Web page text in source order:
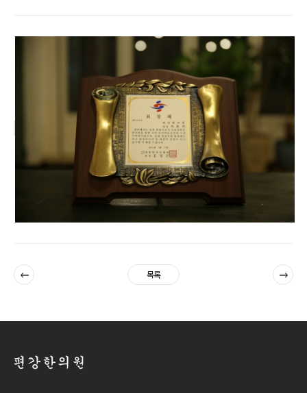
이전 목록 다음